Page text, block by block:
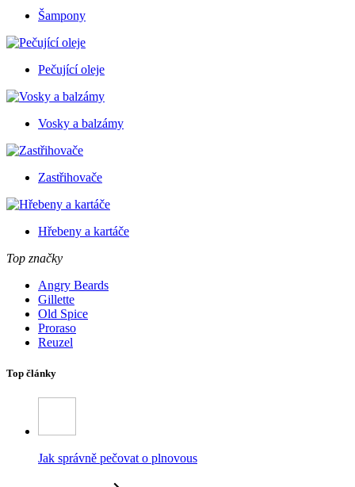
Šampony
Pečující oleje
Vosky a balzámy
Zastřihovače
Hřebeny a kartáče
Top značky
Angry Beards
Gillette
Old Spice
Proraso
Reuzel
Top články
Jak správně pečovat o plnovous